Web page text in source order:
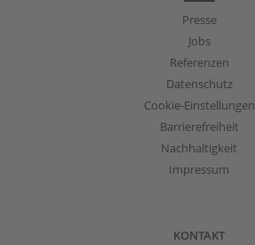
Presse
Jobs
Referenzen
Datenschutz
Cookie-Einstellungen
Barrierefreiheit
Nachhaltigkeit
Impressum
KONTAKT